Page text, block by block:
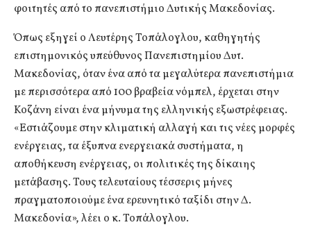
φοιτητές από το πανεπιστήμιο Δυτικής Μακεδονίας.
Όπως εξηγεί ο Λευτέρης Τοπάλογλου, καθηγητής
επιστημονικός υπεύθυνος Πανεπιστημίου Δυτ.
Μακεδονίας, όταν ένα από τα μεγαλύτερα πανεπιστήμια
με περισσότερα από 100 βραβεία νόμπελ, έρχεται στην
Κοζάνη είναι ένα μήνυμα της ελληνικής εξωστρέφειας.
«Εστιάζουμε στην κλιματική αλλαγή και τις νέες μορφές
ενέργειας, τα έξυπνα ενεργειακά συστήματα, η
αποθήκευση ενέργειας, οι πολιτικές της δίκαιης
μετάβασης. Τους τελευταίους τέσσερις μήνες
πραγματοποιούμε ένα ερευνητικό ταξίδι στην Δ.
Μακεδονία», λέει ο κ. Τοπάλογλου.